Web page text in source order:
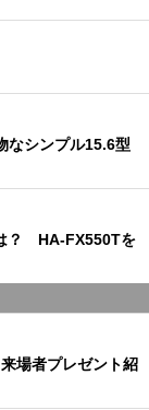
なシンプル15.6型
？ HA-FX550Tを
場者プレゼント紹